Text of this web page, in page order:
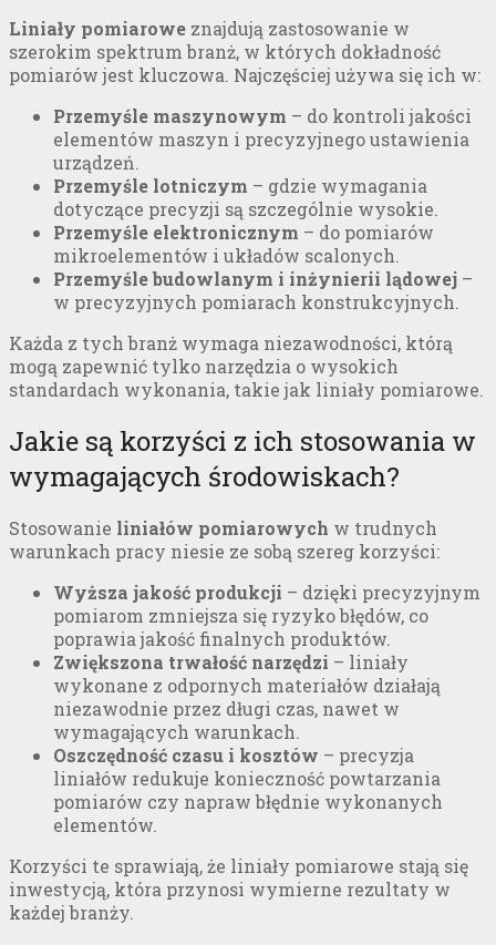
Liniały pomiarowe znajdują zastosowanie w
szerokim spektrum branż, w których dokładność
pomiarów jest kluczowa. Najczęściej używa się ich w:
Przemyśle maszynowym – do kontroli jakości
elementów maszyn i precyzyjnego ustawienia
urządzeń.
Przemyśle lotniczym – gdzie wymagania
dotyczące precyzji są szczególnie wysokie.
Przemyśle elektronicznym – do pomiarów
mikroelementów i układów scalonych.
Przemyśle budowlanym i inżynierii lądowej –
w precyzyjnych pomiarach konstrukcyjnych.
Każda z tych branż wymaga niezawodności, którą
mogą zapewnić tylko narzędzia o wysokich
standardach wykonania, takie jak liniały pomiarowe.
Jakie są korzyści z ich stosowania w
wymagających środowiskach?
Stosowanie liniałów pomiarowych w trudnych
warunkach pracy niesie ze sobą szereg korzyści:
Wyższa jakość produkcji – dzięki precyzyjnym
pomiarom zmniejsza się ryzyko błędów, co
poprawia jakość finalnych produktów.
Zwiększona trwałość narzędzi – liniały
wykonane z odpornych materiałów działają
niezawodnie przez długi czas, nawet w
wymagających warunkach.
Oszczędność czasu i kosztów – precyzja
liniałów redukuje konieczność powtarzania
pomiarów czy napraw błędnie wykonanych
elementów.
Korzyści te sprawiają, że liniały pomiarowe stają się
inwestycją, która przynosi wymierne rezultaty w
każdej branży.